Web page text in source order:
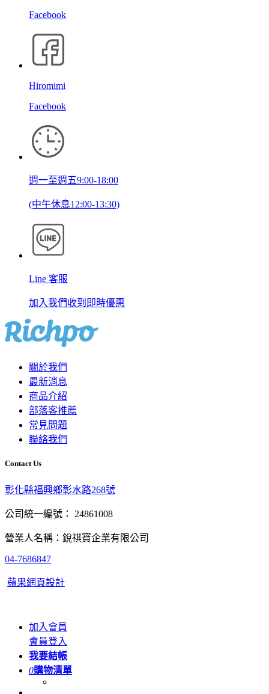
Facebook
Hiromimi
Facebook
週一至週五9:00-18:00
(中午休息12:00-13:30)
Line 客服
加入我們收到即時優惠
關於我們
最新消息
商品介紹
部落客推薦
常見問題
聯絡我們
Contact Us
彰化縣福興鄉彰水路268號
公司統一編號： 24861008
營業人名稱：銳祺寶企業有限公司
04-7686847
蘋果網頁設計
加入會員
會員登入
我要結帳
0購物清單